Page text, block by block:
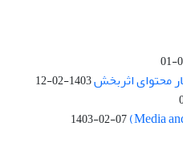
محتوای اثربخش1403-02-12
1403-02-07